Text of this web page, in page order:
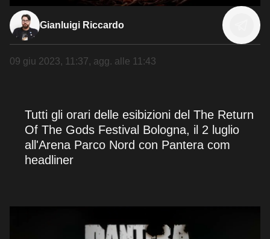
Gianluigi Riccardo
09 giu 2023, 11:37, agg. alle 11:43
Tutti gli orari delle esibizioni del The Return
Of The Gods Festival Bologna, il 2 luglio
all'Arena Parco Nord con Pantera com
headliner